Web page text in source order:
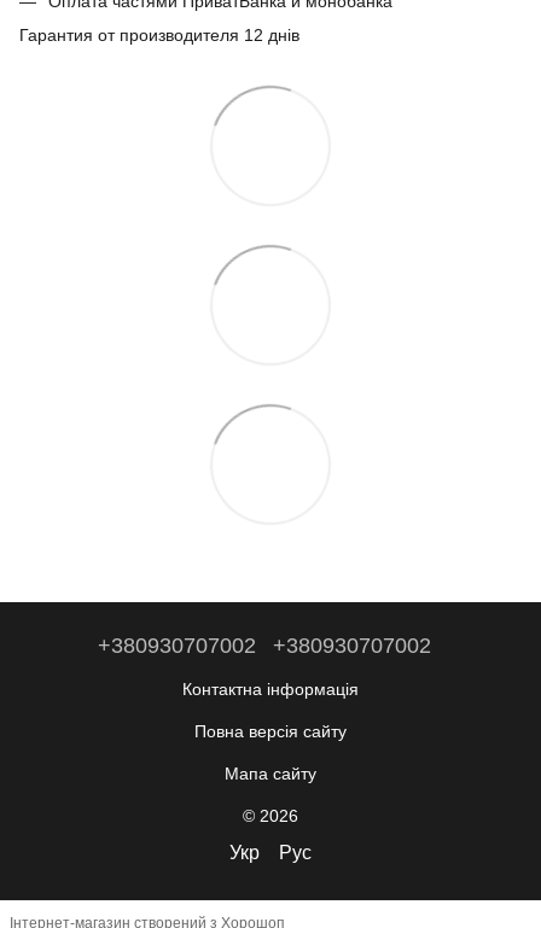
Гарантия от производителя 12 днів
+380930707002 +380930707002
Контактна інформація
Повна версія сайту
Мапа сайту
© 2026
Укр Рус
Інтернет-магазин створений з Хорошоп